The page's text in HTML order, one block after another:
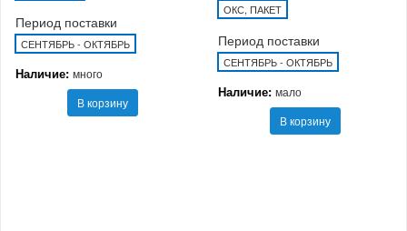
Период поставки
СЕНТЯБРЬ - ОКТЯБРЬ
Наличие: много
В корзину
ОКС, ПАКЕТ
Период поставки
СЕНТЯБРЬ - ОКТЯБРЬ
Наличие: мало
В корзину